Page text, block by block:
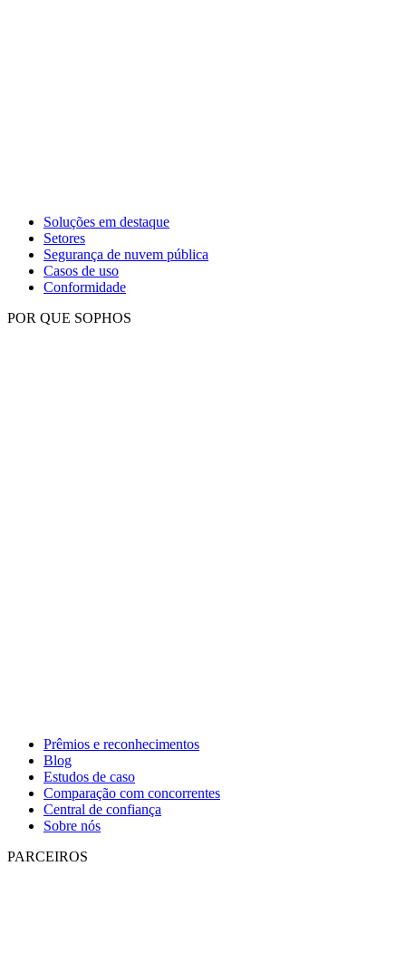
Soluções em destaque
Setores
Segurança de nuvem pública
Casos de uso
Conformidade
POR QUE SOPHOS
Prêmios e reconhecimentos
Blog
Estudos de caso
Comparação com concorrentes
Central de confiança
Sobre nós
PARCEIROS